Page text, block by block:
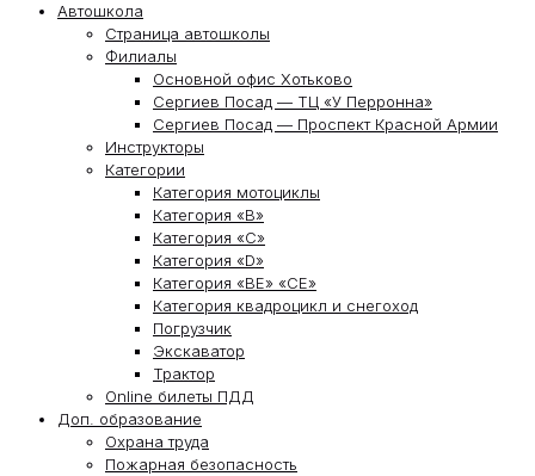
Автошкола
Страница автошколы
Филиалы
Основной офис Хотьково
Сергиев Посад — ТЦ «У Перронна»
Сергиев Посад — Проспект Красной Армии
Инструкторы
Категории
Категория мотоциклы
Категория «В»
Категория «С»
Категория «D»
Категория «ВЕ» «СЕ»
Категория квадроцикл и снегоход
Погрузчик
Экскаватор
Трактор
Online билеты ПДД
Доп. образование
Охрана труда
Пожарная безопасность